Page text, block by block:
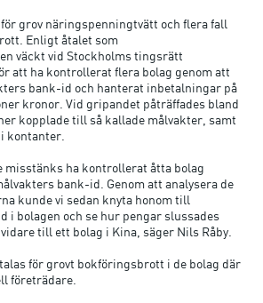
för grov näringspenningtvätt och flera fall
Enligt åtalet som
väckt vid Stockholms tingsrätt
att ha kontrollerat flera bolag genom att
bank-id och hanterat inbetalningar på
kronor. Vid gripandet påträffades bland
kopplade till så kallade målvakter, samt
kontanter.
misstänks ha kontrollerat åtta bolag
bank-id. Genom att analysera de
kunde vi sedan knyta honom till
i bolagen och se hur pengar slussades
till ett bolag i Kina, säger Nils Råby.
för grovt bokföringsbrott i de bolag där
företrädare.